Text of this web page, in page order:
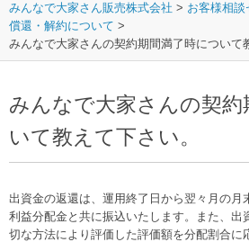
みんなで大家さん販売株式会社
お客様相談
償還・解約について
みんなで大家さんの契約期間満了時について
みんなで大家さんの契約
いて教えて下さい。
出資金の返還は、運用終了日から翌々月の月
利益分配金と共に振込いたします。また、出
切な方法により評価した評価額を分配割合に